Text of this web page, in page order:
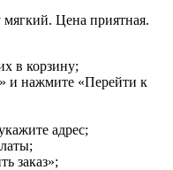
Цена приятная.
в корзину;
и нажмите «Перейти к
адрес;
заказ»;